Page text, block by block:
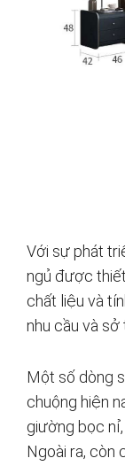
Với sự phát
ngủ được
chất liệu và
nhu cầu và sở
Một số dòng
chuộng hiện
giường bọc
Ngoài ra, còn